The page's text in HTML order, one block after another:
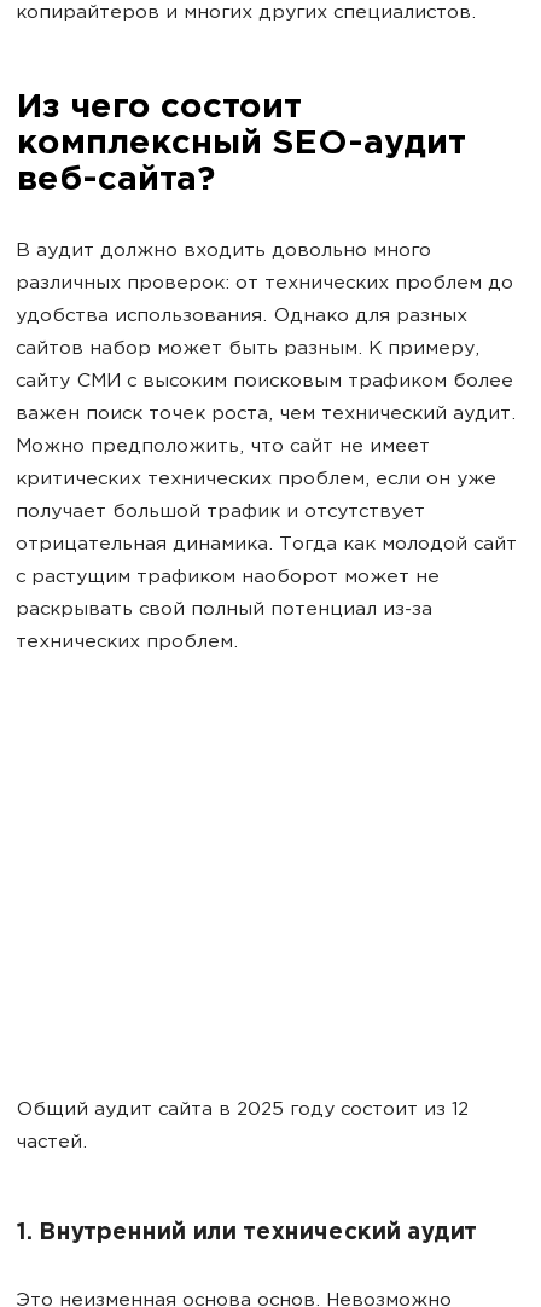
копирайтеров и многих других специалистов.
Из чего состоит
комплексный SEO-аудит
веб-сайта?
В аудит должно входить довольно много
различных проверок: от технических проблем до
удобства использования. Однако для разных
сайтов набор может быть разным. К примеру,
сайту СМИ с высоким поисковым трафиком более
важен поиск точек роста, чем технический аудит.
Можно предположить, что сайт не имеет
критических технических проблем, если он уже
получает большой трафик и отсутствует
отрицательная динамика. Тогда как молодой сайт
с растущим трафиком наоборот может не
раскрывать свой полный потенциал из-за
технических проблем.
Общий аудит сайта в 2025 году состоит из 12
частей.
1. Внутренний или технический аудит
Это неизменная основа основ. Невозможно